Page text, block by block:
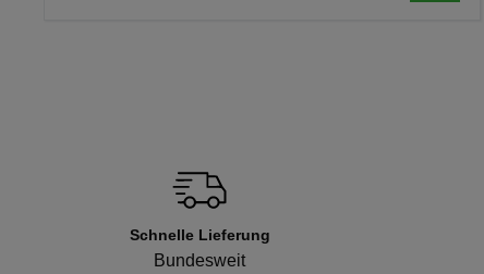
Schnelle Lieferung
Bundesweit